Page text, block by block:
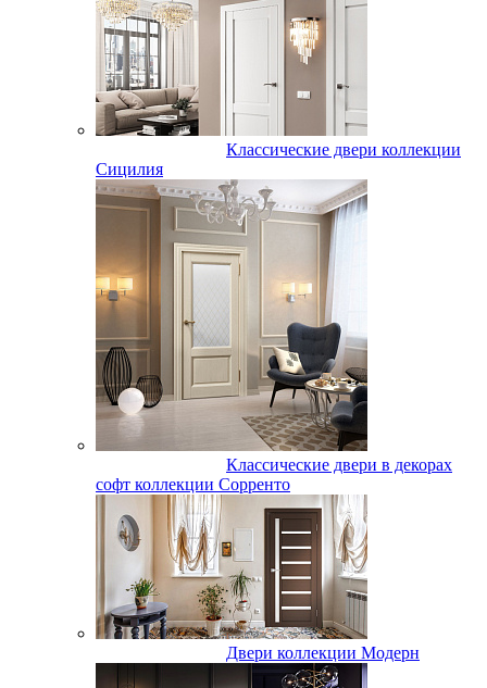
Классические двери коллекции
Сицилия
Классические двери в декорах
софт коллекции Сорренто
Двери коллекции Модерн